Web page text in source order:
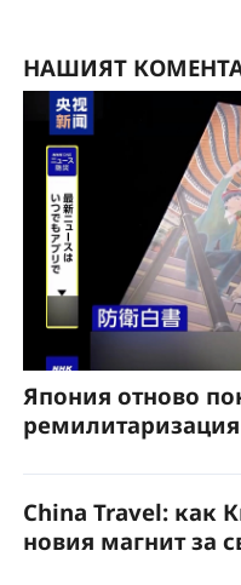
НАШИЯТ
Япония отново
China Travel: как
новия магнит за